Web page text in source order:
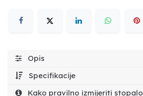
Opis
Specifikacije
Kako pravilno izmijeriti stopalo